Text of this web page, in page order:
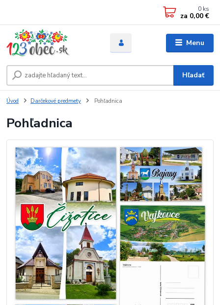
Menu
Hľadať
0 ks
za 0,00 €
Úvod Darčekové predmety Pohľadnica
Pohľadnica